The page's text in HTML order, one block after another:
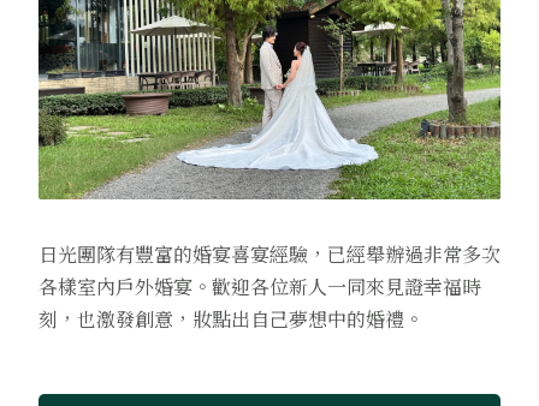
日光團隊有豐富的婚宴喜宴經驗，已經舉辦過非常多次
各樣室內戶外婚宴。歡迎各位新人一同來見證幸福時
刻，也激發創意，妝點出自己夢想中的婚禮。